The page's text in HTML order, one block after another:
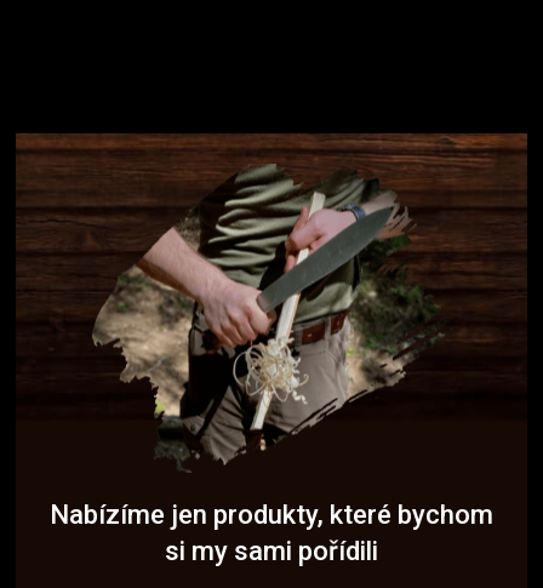
Nabízíme jen produkty, které bychom
si my sami pořídili